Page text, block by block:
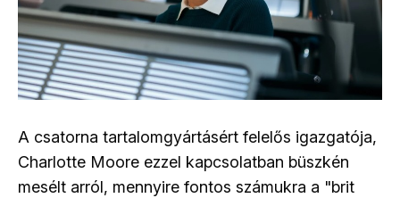
A csatorna tartalomgyártásért felelős igazgatója,
Charlotte Moore ezzel kapcsolatban büszkén
mesélt arról, mennyire fontos számukra a "brit